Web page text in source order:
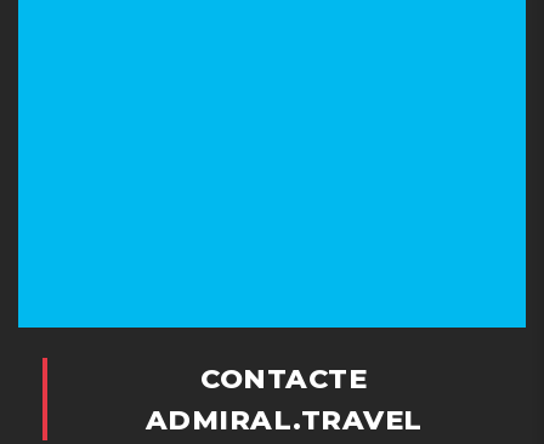
CONTACTE
ADMIRAL.TRAVEL